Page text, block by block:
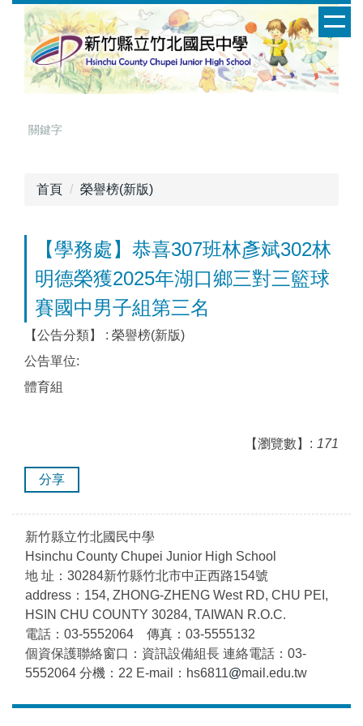
首頁 榮譽榜(新版)
【學務處】恭喜307班林彥斌302林
明德榮獲2025年湖口鄉三對三籃球
賽國中男子組第三名
【公告分類】 : 榮譽榜(新版)
公告單位:
體育組
【瀏覽數】: 171
分享
新竹縣立竹北國民中學
Hsinchu County Chupei Junior High School
地 址：30284新竹縣竹北市中正西路154號
address：154, ZHONG-ZHENG West RD, CHU PEI,
HSIN CHU COUNTY 30284, TAIWAN R.O.C.
電話：03-5552064 傳真：03-5555132
個資保護聯絡窗口：資訊設備組長 連絡電話：03-
5552064 分機：22 E-mail：hs6811@mail.edu.tw